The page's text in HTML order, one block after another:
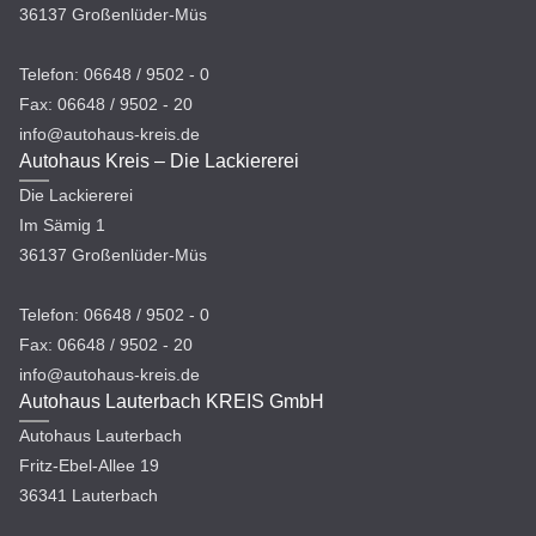
36137 Großenlüder-Müs
Telefon: 06648 / 9502 - 0
Fax: 06648 / 9502 - 20
info@autohaus-kreis.de
Autohaus Kreis – Die Lackiererei
Die Lackiererei
Im Sämig 1
36137 Großenlüder-Müs
Telefon: 06648 / 9502 - 0
Fax: 06648 / 9502 - 20
info@autohaus-kreis.de
Autohaus Lauterbach KREIS GmbH
Autohaus Lauterbach
Fritz-Ebel-Allee 19
36341 Lauterbach